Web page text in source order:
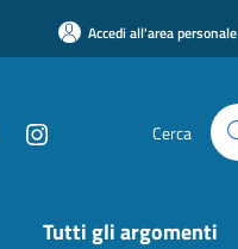
Accedi all'area personale
Cerca
Tutti gli argomenti